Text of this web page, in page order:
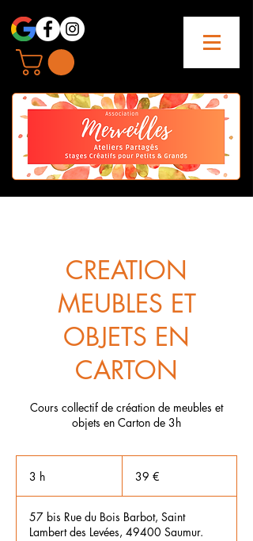
CREATION
MEUBLES ET
OBJETS EN
CARTON
Cours collectif de création de meubles et
objets en Carton de 3h
3 h 39 €
57 bis Rue du Bois Barbot, Saint
Lambert des Levées, 49400 Saumur.